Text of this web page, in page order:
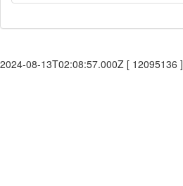
2024-08-13T02:08:57.000Z [ 12095136 ]